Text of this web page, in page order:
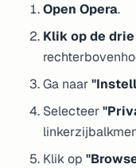
Open Opera.
Klik op de
Ga naar
Selecteer
Klik op